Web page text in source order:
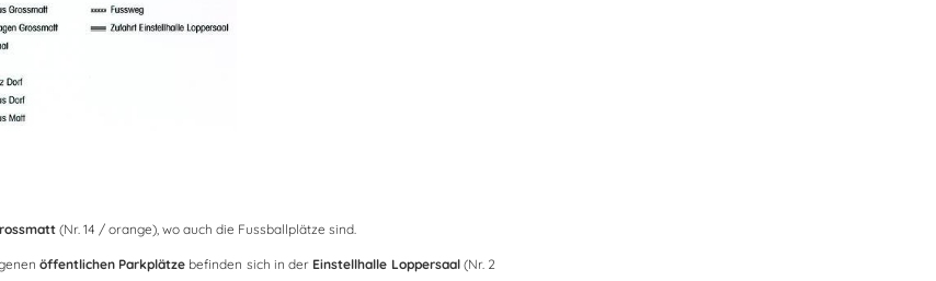
(Nr. 14 / orange), wo auch die Fussballplätze sind.
öffentlichen Parkplätze befinden sich in der Einstellhalle Loppersaal (Nr. 2